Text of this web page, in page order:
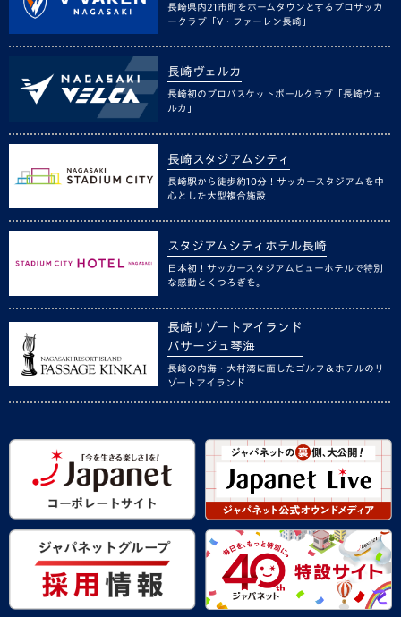
長崎県内21市町をホームタウンとするプロサッカ
ークラブ「V・ファーレン長崎」
長崎ヴェルカ
長崎初のプロバスケットボールクラブ「長崎ヴェ
ルカ」
長崎スタジアムシティ
長崎駅から徒歩約10分！サッカースタジアムを中
心とした大型複合施設
スタジアムシティホテル長崎
日本初！サッカースタジアムビューホテルで特別
な感動とくつろぎを。
長崎リゾートアイランド
パサージュ琴海
長崎の内海・大村湾に面したゴルフ＆ホテルのリ
ゾートアイランド